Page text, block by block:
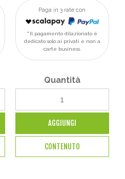
Paga in 3 rate con
Il pagamento dilazionato è
dedicato solo ai privati e non a
carte business.
Quantità
AGGIUNGI
CONTENUTO